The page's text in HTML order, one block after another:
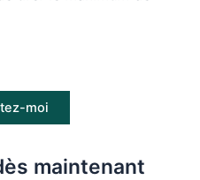
moi
maintenant